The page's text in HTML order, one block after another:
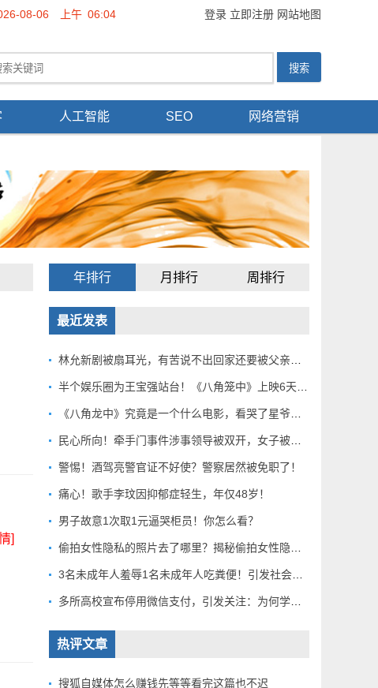
登录 立即注册 网站地图
08-06 上午 06:04
人工智能 SEO 网络营销
]
年排行 月排行 周排行
最近发表
警惕！酒驾亮警官证不好使？警察居然被免职了！
痛心！歌手李玟因抑郁症轻生，年仅48岁！
男子故意1次取1元逼哭柜员！你怎么看？
热评文章
搜狐自媒体怎么赚钱先等等看完这篇也不迟